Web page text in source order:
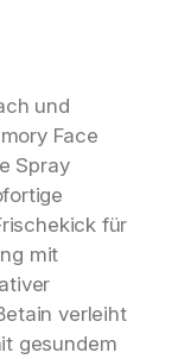
und
Face
Spray
für
mit
verleiht
gesundem